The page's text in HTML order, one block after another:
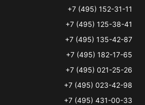
+7 (495) 152-31-11
+7 (495) 125-38-41
+7 (495) 135-42-87
+7 (495) 182-17-65
+7 (495) 021-25-26
+7 (495) 023-42-98
+7 (495) 431-00-33